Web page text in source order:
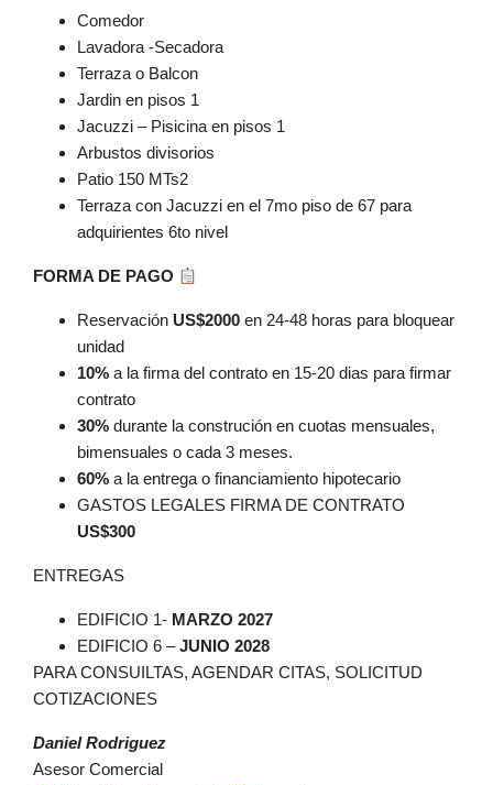
Comedor
Lavadora -Secadora
Terraza o Balcon
Jardin en pisos 1
Jacuzzi – Pisicina en pisos 1
Arbustos divisorios
Patio 150 MTs2
Terraza con Jacuzzi en el 7mo piso de 67 para
adquirientes 6to nivel
FORMA DE PAGO
Reservación US$2000 en 24-48 horas para bloquear
unidad
10% a la firma del contrato en 15-20 dias para firmar
contrato
30% durante la construción en cuotas mensuales,
bimensuales o cada 3 meses.
60% a la entrega o financiamiento hipotecario
GASTOS LEGALES FIRMA DE CONTRATO
US$300
ENTREGAS
EDIFICIO 1- MARZO 2027
EDIFICIO 6 –JUNIO 2028
PARA CONSUILTAS, AGENDAR CITAS, SOLICITUD
COTIZACIONES
Daniel Rodriguez
Asesor Comercial